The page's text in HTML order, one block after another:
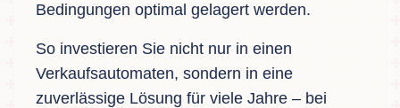
Bedingungen optimal gelagert werden.
So investieren Sie nicht nur in einen
Verkaufsautomaten, sondern in eine
zuverlässige Lösung für viele Jahre – bei